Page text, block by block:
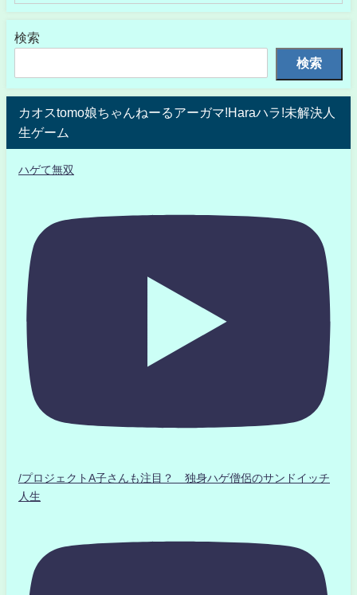
検索
検索
カオスtomo娘ちゃんねーるアーガマ!Haraハラ!未解決人
生ゲーム
ハゲて無双
/プロジェクトA子さんも注目？ 独身ハゲ僧侶のサンドイッチ
人生